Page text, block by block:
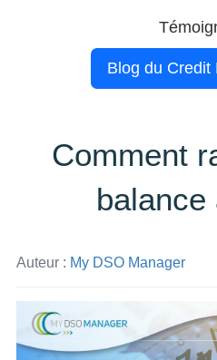
Blog du Credit
Comment
balance
Auteur : My DSO Manager